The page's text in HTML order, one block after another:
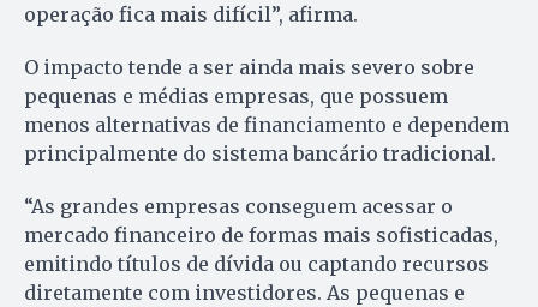
operação fica mais difícil”, afirma.
O impacto tende a ser ainda mais severo sobre
pequenas e médias empresas, que possuem
menos alternativas de financiamento e dependem
principalmente do sistema bancário tradicional.
“As grandes empresas conseguem acessar o
mercado financeiro de formas mais sofisticadas,
emitindo títulos de dívida ou captando recursos
diretamente com investidores. As pequenas e